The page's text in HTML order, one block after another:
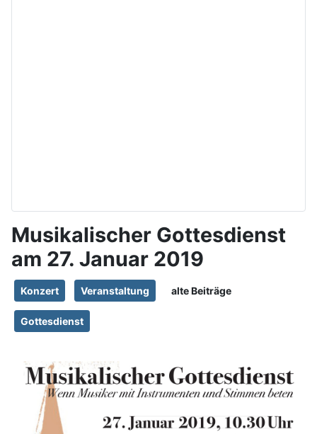
Musikalischer Gottesdienst
am 27. Januar 2019
Konzert Veranstaltung alte Beiträge
Gottesdienst